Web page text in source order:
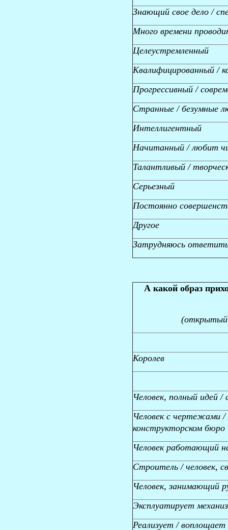
Знающий свое дело /
Много времени
Целеустремленный
Квалифицированный /
Прогрессивный /
Странные / безумные
Интеллигентный
Начитанный / любит
Талантливый /
Серьезный
Постоянно
Другое
Затрудняюсь
А какой образ
(открытый
Королев
Человек, полный идей
Человек с чертежами
конструкторском бюро
Человек работающий
Строитель / человек,
Человек, занимающий
Эксплуатирует
Реализует /